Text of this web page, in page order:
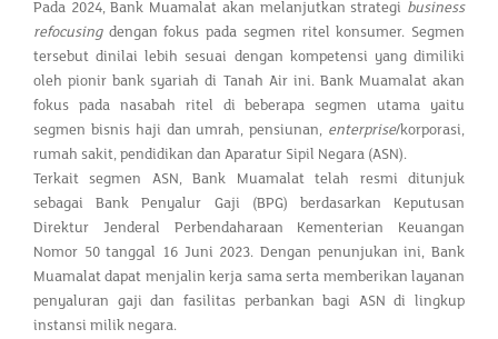
Pada 2024, Bank Muamalat akan melanjutkan strategi business
refocusingdengan fokus pada segmen ritel konsumer. Segmen
tersebut dinilai lebih sesuai dengan kompetensi yang dimiliki
oleh pionir bank syariah di Tanah Air ini. Bank Muamalat akan
fokus pada nasabah ritel di beberapa segmen utama yaitu
segmen bisnis haji dan umrah, pensiunan, enterprise/korporasi,
rumah sakit, pendidikan dan Aparatur Sipil Negara (ASN).
Terkait segmen ASN, Bank Muamalat telah resmi ditunjuk
sebagai Bank Penyalur Gaji (BPG) berdasarkan Keputusan
Direktur Jenderal Perbendaharaan Kementerian Keuangan
Nomor 50 tanggal 16 Juni 2023. Dengan penunjukan ini, Bank
Muamalat dapat menjalin kerja sama serta memberikan layanan
penyaluran gaji dan fasilitas perbankan bagi ASN di lingkup
instansi milik negara.